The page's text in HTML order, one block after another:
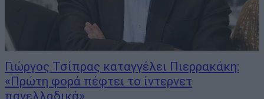
Γιώργος Τσίπρας καταγγέλει Πιερρακάκη:
«Πρώτη φορά πέφτει το ίντερνετ